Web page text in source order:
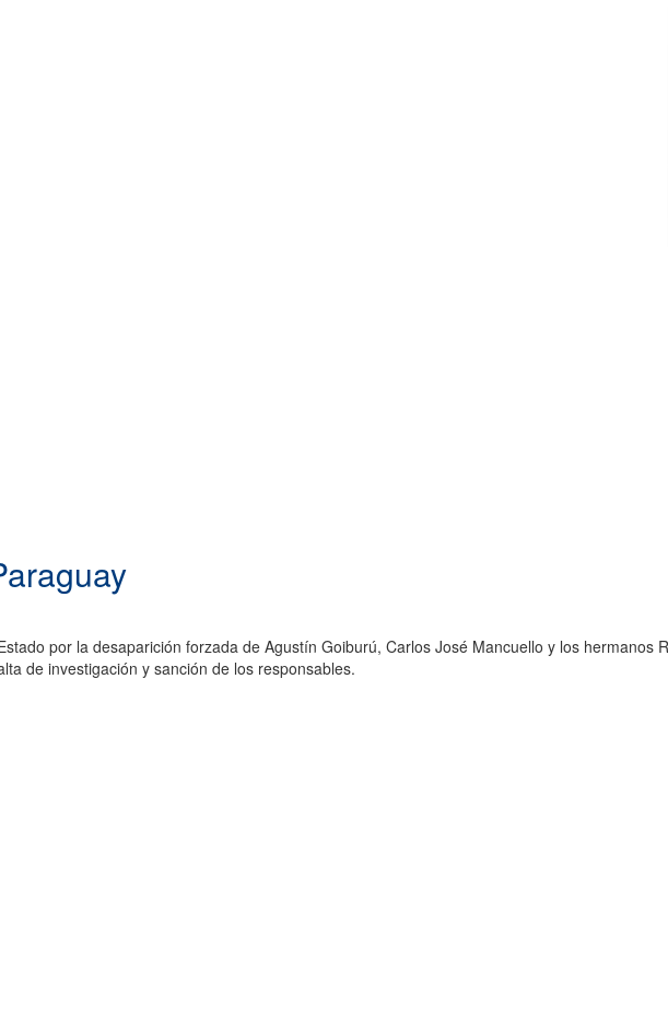
por la desaparición forzada de Agustín Goiburú, Carlos José Mancuello y los hermanos
de investigación y sanción de los responsables.